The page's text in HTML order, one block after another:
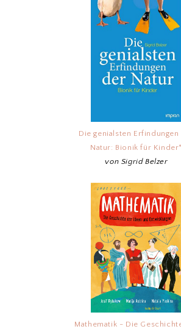
Die genialsten Erfindungen
Natur: Bionik für Kinder*
von Sigrid Belzer
Mathematik - Die